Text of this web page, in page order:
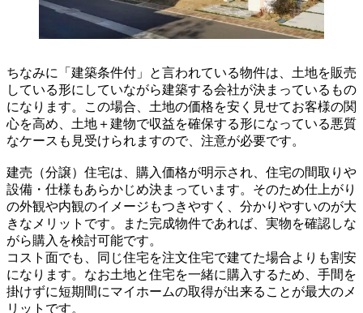
ちなみに「建築条件付」と言われている物件は、土地を販売
している形にしていながら建築する会社が決まっているもの
になります。この場合、土地の価格を安く見せてお客様の関
心を高め、土地＋建物で収益を確保する形になっている悪質
なケースも見受けられますので、注意が必要です。
建売（分譲）住宅は、購入価格が明示され、住宅の間取りや
設備・仕様もあらかじめ決まっています。そのため仕上がり
の外観や内観のイメージもつきやすく、分かりやすいのが大
きなメリットです。また完成物件であれば、実物を確認しな
がら購入を検討可能です。
コスト面でも、同じ住宅を注文住宅で建てた場合よりも割安
になります。なお土地と住宅を一緒に購入するため、手間を
掛けずに短期間にマイホームの取得が出来ることが最大のメ
リットです。